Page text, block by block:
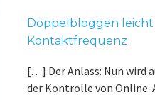
Doppelbloggen leicht
Kontaktfrequenz
[…] Der Anlass: Nun wird
der Kontrolle von